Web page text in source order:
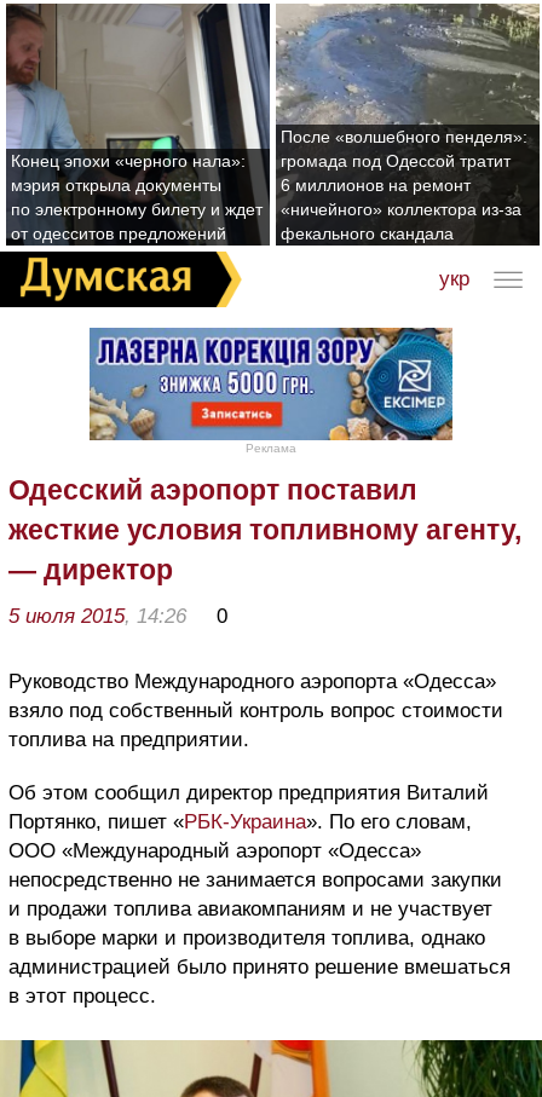
Конец эпохи «черного нала»:
мэрия открыла документы
по электронному билету и ждет
от одесситов предложений
После «волшебного пенделя»:
громада под Одессой тратит
6 миллионов на ремонт
«ничейного» коллектора из-за
фекального скандала
укр
Реклама
Одесский аэропорт поставил
жесткие условия топливному агенту,
— директор
5 июля 2015, 14:26 0
Руководство Международного аэропорта «Одесса»
взяло под собственный контроль вопрос стоимости
топлива на предприятии.
Об этом сообщил директор предприятия Виталий
Портянко, пишет «РБК-Украина». По его словам,
ООО «Международный аэропорт «Одесса»
непосредственно не занимается вопросами закупки
и продажи топлива авиакомпаниям и не участвует
в выборе марки и производителя топлива, однако
администрацией было принято решение вмешаться
в этот процесс.